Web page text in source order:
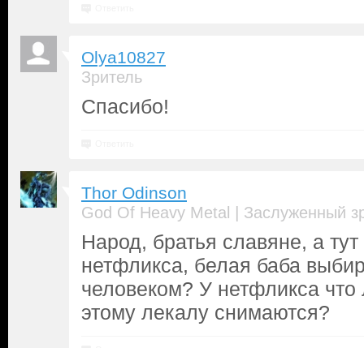
Olya10827
Зритель
Спасибо!
Thor Odinson
God Of Heavy Metal | Заслуженный
Народ, братья славяне, а тут
нетфликса, белая баба
человеком? У нетфликса
этому лекалу снимаются?